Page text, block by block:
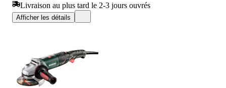
Livraison au plus tard le 2-3 jours ouvrés
Afficher les détails